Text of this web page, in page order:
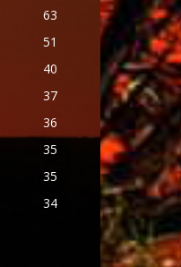
63
51
40
37
36
35
35
34